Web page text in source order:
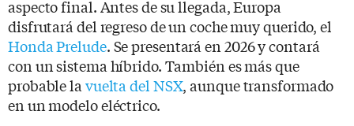
aspecto final. Antes de su llegada, Europa
disfrutará del regreso de un coche muy querido, el
Honda Prelude. Se presentará en 2026 y contará
con un sistema híbrido. También es más que
probable la vuelta del NSX, aunque transformado
en un modelo eléctrico.